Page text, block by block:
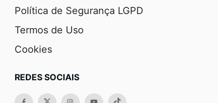
Política de Segurança LGPD
Termos de Uso
Cookies
REDES SOCIAIS